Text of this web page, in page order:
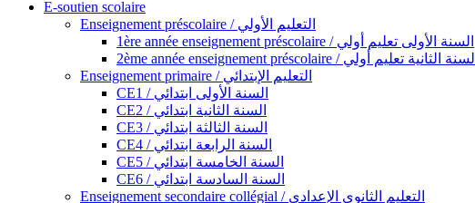
E-soutien scolaire
Enseignement préscolaire / التعليم الأولي
1ère année enseignement préscolaire / السنة الأولى تعليم أولي
2ème année enseignement préscolaire / السنة الثانية تعليم أولي
Enseignement primaire / التعليم الإبتدائي
CE1 / السنة الأولى ابتدائي
CE2 / السنة الثانية ابتدائي
CE3 / السنة الثالثة ابتدائي
CE4 / السنة الرابعة ابتدائي
CE5 / السنة الخامسة ابتدائي
CE6 / السنة السادسة ابتدائي
Enseignement secondaire collégial / التعليم الثانوي الإعدادي